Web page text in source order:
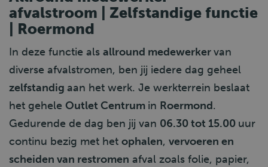
afvalstroom | Zelfstandige functie
| Roermond
In deze functie als allround medewerkervan
diverse afvalstromen, ben jij iedere dag geheel
zelfstandig aan het werk. Je werkterrein beslaat
het gehele Outlet Centrum in Roermond.
Gedurende de dag ben jij van 06.30 tot 15.00 uur
continu bezig met het ophalen, vervoeren en
scheiden van restromen afval zoals folie, papier,